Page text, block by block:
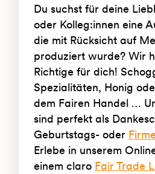
Du suchst für deine
oder Kolleg:innen eine
die mit Rücksicht auf
produziert wurde? Wir
Richtige für dich!
Spezialitäten, Honig
dem Fairen Handel …
sind perfekt als
Geburtstags- oder
Erlebe in unserem
einem claro Fair Trade